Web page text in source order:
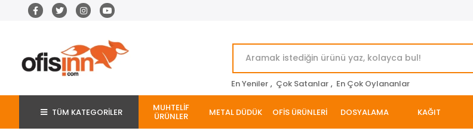
En Yeniler , Çok Satanlar , En Çok Oylananlar
TÜM KATEGORİLER MUHTELİF
ÜRÜNLER METAL DÜDÜK OFİS ÜRÜNLERİ DOSYALAMA KAĞIT